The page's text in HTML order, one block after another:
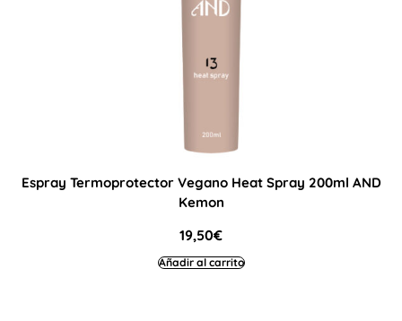
Espray Termoprotector Vegano Heat Spray 200ml AND
Kemon
19,50€
Añadir al carrito